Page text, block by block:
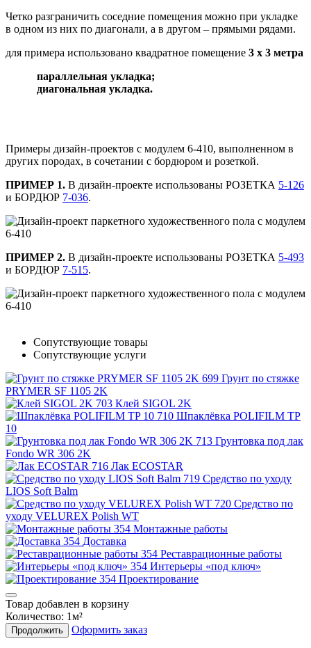
Четко разграничить соседние помещения можно при укладке
в одном из них по диагонали, а в другом – прямыми рядами.
для примера использовано квадратное помещение 3 х 3 метра
параллельная укладка;
диагональная укладка.
Примеры дизайн-проектов с модулем 6-410, выполненном в
других породах, в сочетании с бордюром и розеткой.
ПРИМЕР 1. В дизайн-проекте использованы РОЗЕТКА 5-126
и БОРДЮР 7-036.
ПРИМЕР 2. В дизайн-проекте использованы РОЗЕТКА 5-493
и БОРДЮР 7-515.
Сопутствующие товары
Сопутствующие услуги
Грунт по стяжке
PRYMER SF 1105 2K
Клей SIGOL 2K
Шпаклёвка POLIFILM TP
10
Грунтовка под лак
Fondo WR 306 2K
Лак ECOSTAR
Средство по уходу
LIOS Soft Balm
Средство по
уходу VELUREX Polish WT
Монтажные работы
Доставка
Реставрационные работы
Интерьеры «под ключ»
Проектирование
Товар добавлен в корзину
Количество: 1м²
Продолжить Оформить заказ